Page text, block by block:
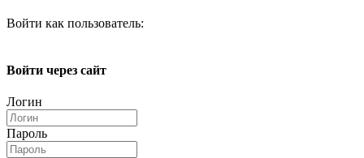
Войти как пользователь:
Войти через сайт
Логин
Пароль